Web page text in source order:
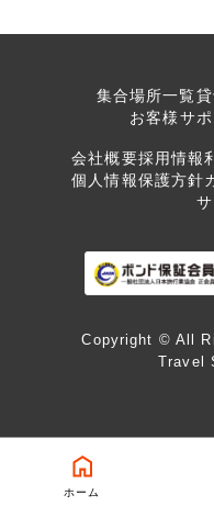
集合場所一覧
お客様サポ
会社概要採用情報
個人情報保護方針
Copyright © All
Travel
ホーム